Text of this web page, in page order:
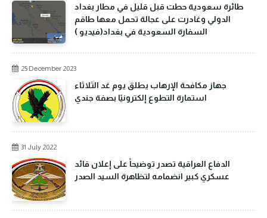
طائرة سعودية حطت قبل قليل في مطار بغداد
الدولي وغادرت على عجالة تحمل معها طاقم
السفارة السعودية في بغداد(فيديو )
25 December 2023
جهاز مكافحة الإرهاب يطلق يوم غد الثلاثاء
استمارة التطوع إلكترونيًا بصفة جندي
31 July 2022
الدفاع العراقية تصدر توضيحاً على إعلان قائد
عسكري كبير انضمامه لتظاهرة السيد الصدر